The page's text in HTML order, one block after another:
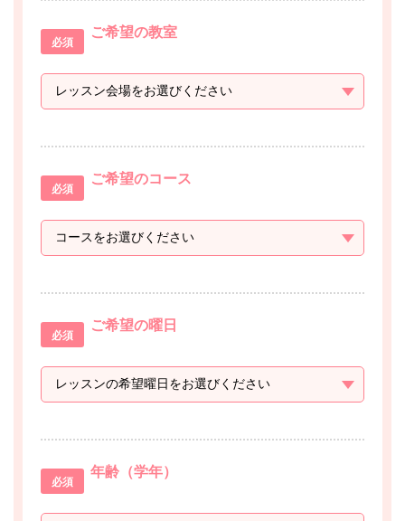
必須
ご希望の教室
必須
ご希望のコース
必須
ご希望の曜日
必須
年齢（学年）